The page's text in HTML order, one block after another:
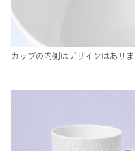
カップの内側はデザインはありま